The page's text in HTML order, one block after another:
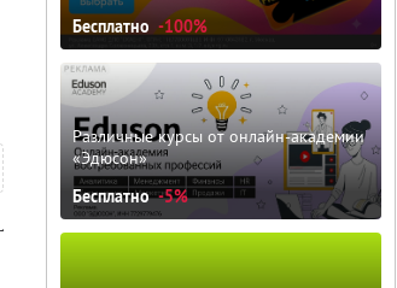
Бесплатно -100%
Различные курсы от онлайн-академии
«Эдюсон»
Бесплатно -5%